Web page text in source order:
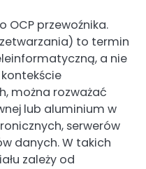
OCP przewoźnika.
to termin
a nie
można rozważać
lub aluminium w
serwerów
danych. W takich
zależy od